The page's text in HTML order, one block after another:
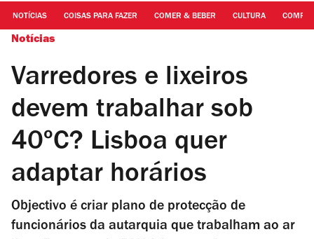
NOTÍCIAS COISAS PARA FAZER COMER & BEBER CULTURA
Notícias
Varredores e lixeiros
devem trabalhar sob
40ºC? Lisboa quer
adaptar horários
Objectivo é criar plano de protecção de
funcionários da autarquia que trabalham ao ar